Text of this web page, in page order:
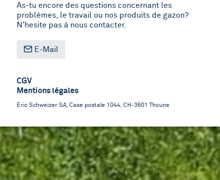
Footer
menu
CGV
Mentions légales
Eric Schweizer SA, Case postale 1044, CH-3601 Thoune
As-tu encore des questions concernant les
problèmes, le travail ou nos produits de gazon?
N'hesite pas à nous contacter.
E-Mail